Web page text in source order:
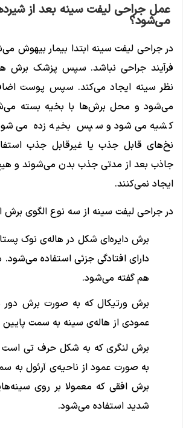
عمل جراحی لیفت سینه بعد از
می‌شود؟
در جراحی لیفت سینه ابتدا بیمار بیهوش
فرآیند جراحی نباشد. سپس پزشک برش
نظر سینه ایجاد می‌کند. سپس پوست
می‌شود و محل برش‌ها با بخیه بسته
کشیه می‌شود و سپس بخیه زده می‌شود.
نخ‌های قابل جذب یا غیرقابل جذب
جاذب بعد از مدتی جذب بدن می‌شوند و
ایجاد نمی‌کنند.
در جراحی لیفت سینه از سه نوع الگوی
برش دایره‌ای شکل در هاله‌ی نوک
دارای افتادگی جزئی استفاده
هم گفته می‌شود.
برش ورتیکال که به صورت برش
عمودی از هاله‌ی سینه به سمت
برش لنگری که به شکل حرف تی است
به صورت عمود از ناحیه‌ی آرئول
برش افقی که معمولا بر روی
شدید استفاده می‌شود.